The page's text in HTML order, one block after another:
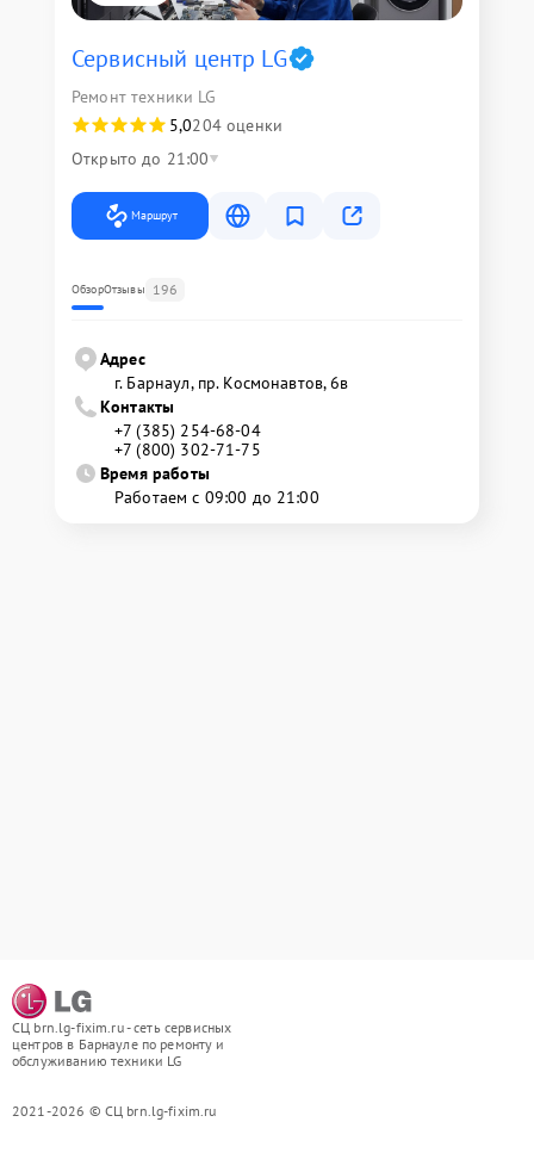
Сервисный центр LG
Ремонт техники LG
5,0204 оценки
Открыто до 21:00
Маршрут
ОбзорОтзывы 196
Адрес
г. Барнаул, ​пр. Космонавтов, 6в
Контакты
+7 (385) 254-68-04
+7 (800) 302-71-75
Время работы
Работаем с 09:00 до 21:00
СЦ brn.lg-fixim.ru - сеть сервисных
центров в Барнауле по ремонту и
обслуживанию техники LG
2021-2026 © СЦ brn.lg-fixim.ru